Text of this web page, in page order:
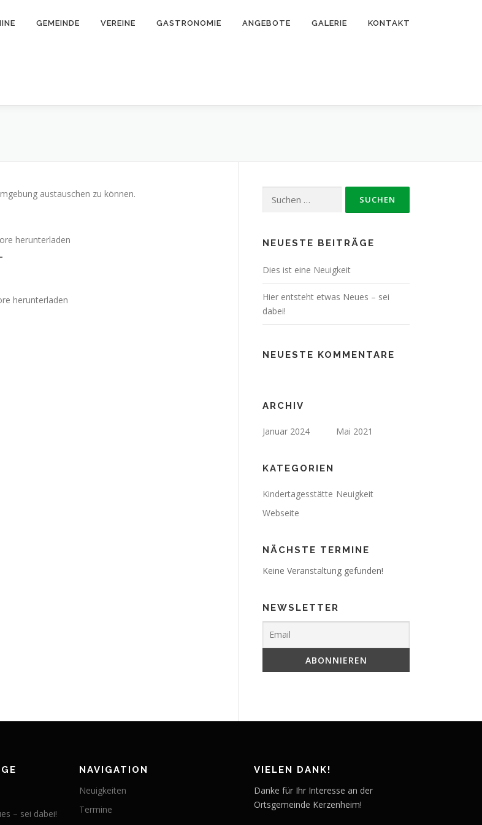
GEMEINDE VEREINE GASTRONOMIE ANGEBOTE GALERIE KONTAKT
austauschen zu können.
herunterladen
herunterladen
nach:
NEUESTE BEITRÄGE
Dies ist eine Neuigkeit
Hier entsteht etwas Neues – sei
dabei!
NEUESTE KOMMENTARE
ARCHIV
Januar 2024 Mai 2021
KATEGORIEN
Kindertagesstätte Neuigkeit
Webseite
NÄCHSTE TERMINE
Keine Veranstaltung gefunden!
NEWSLETTER
– sei dabei!
NAVIGATION
Neuigkeiten
Termine
VIELEN DANK!
Danke für Ihr Interesse an der
Ortsgemeinde Kerzenheim!